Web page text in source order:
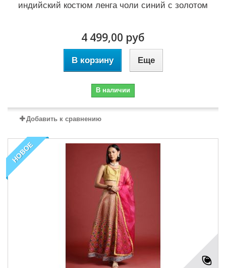
индийский костюм ленга чоли синий с золотом
4 499,00 руб
В корзину Еще
В наличии
Добавить к сравнению
НОВОЕ